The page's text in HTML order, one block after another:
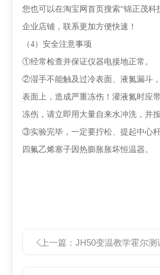
您也可以在淘宝网首页搜索“锦正茂
企业店铺，联系更加方便快速！
（4）安全注意事项
①经常检查并保证仪器电接地正常。
②湿手不能触及过冷表面、液氮漏斗
表面上，造成严重冻伤！灌液氮时应
冻伤，请立即用大量自来水冲洗，并
③实验完毕，一定要拧松、提起中心
四氟乙烯塞子因热膨胀胀坏恒温器。
上一篇：JH50变温教学霍尔测试系统